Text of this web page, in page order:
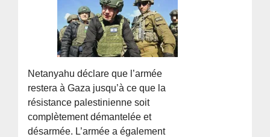
Netanyahu déclare que l’armée
restera à Gaza jusqu’à ce que la
résistance palestinienne soit
complètement démantelée et
désarmée. L’armée a également